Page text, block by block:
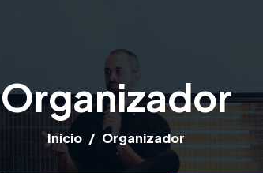
Organizador
Inicio Organizador